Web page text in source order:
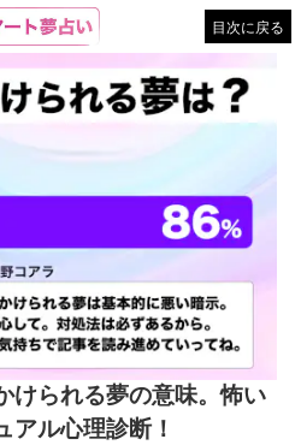
目次に戻る
けられる夢の意味。怖い
アル心理診断！